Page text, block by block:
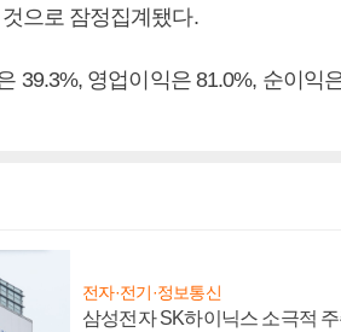
으로 잠정집계됐다.
39.3%, 영업이익은 81.0%, 순이익
전자·전기·정보통신
삼성전자 SK하이닉스 소극적